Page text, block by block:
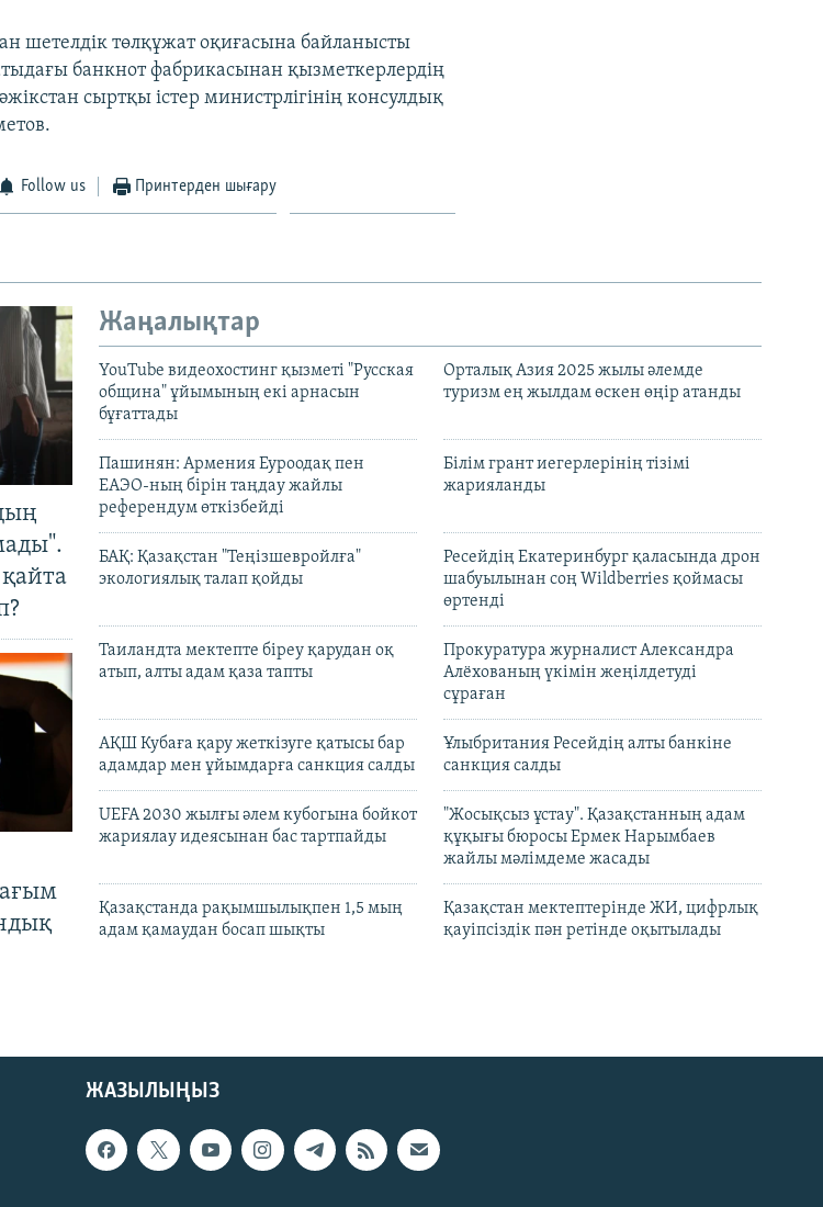
шетелдік төлқұжат оқиғасына байланысты
банкнот фабрикасынан қызметкерлердің
сыртқы істер министрлігінің консулдық
Follow us Принтерден шығару
Жаңалықтар
YouTube видеохостинг қызметі "Русская
община" ұйымының екі арнасын
бұғаттады
Орталық Азия 2025 жылы әлемде
туризм ең жылдам өскен өңір атанды
Пашинян: Армения Еуроодақ пен
ЕАЭО-ның бірін таңдау жайлы
референдум өткізбейді
Білім грант иегерлерінің тізімі
жарияланды
БАҚ: Қазақстан "Теңізшевройлға"
экологиялық талап қойды
Ресейдің Екатеринбург қаласында дрон
шабуылынан соң Wildberries қоймасы
өртенді
Таиландта мектепте біреу қарудан оқ
атып, алты адам қаза тапты
Прокуратура журналист Александра
Алёхованың үкімін жеңілдетуді
сұраған
АҚШ Кубаға қару жеткізуге қатысы бар
адамдар мен ұйымдарға санкция салды
Ұлыбритания Ресейдің алты банкіне
санкция салды
UEFA 2030 жылғы әлем кубогына бойкот
жариялау идеясынан бас тартпайды
"Жосықсыз ұстау". Қазақстанның адам
құқығы бюросы Ермек Нарымбаев
жайлы мәлімдеме жасады
Қазақстанда рақымшылықпен 1,5 мың
адам қамаудан босап шықты
Қазақстан мектептерінде ЖИ, цифрлық
қауіпсіздік пән ретінде оқытылады
ЖАЗЫЛЫҢЫЗ